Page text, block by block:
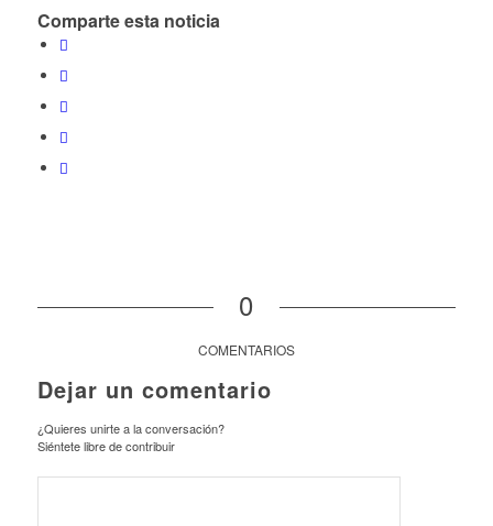
Comparte esta noticia
0
COMENTARIOS
Dejar un comentario
¿Quieres unirte a la conversación?
Siéntete libre de contribuir